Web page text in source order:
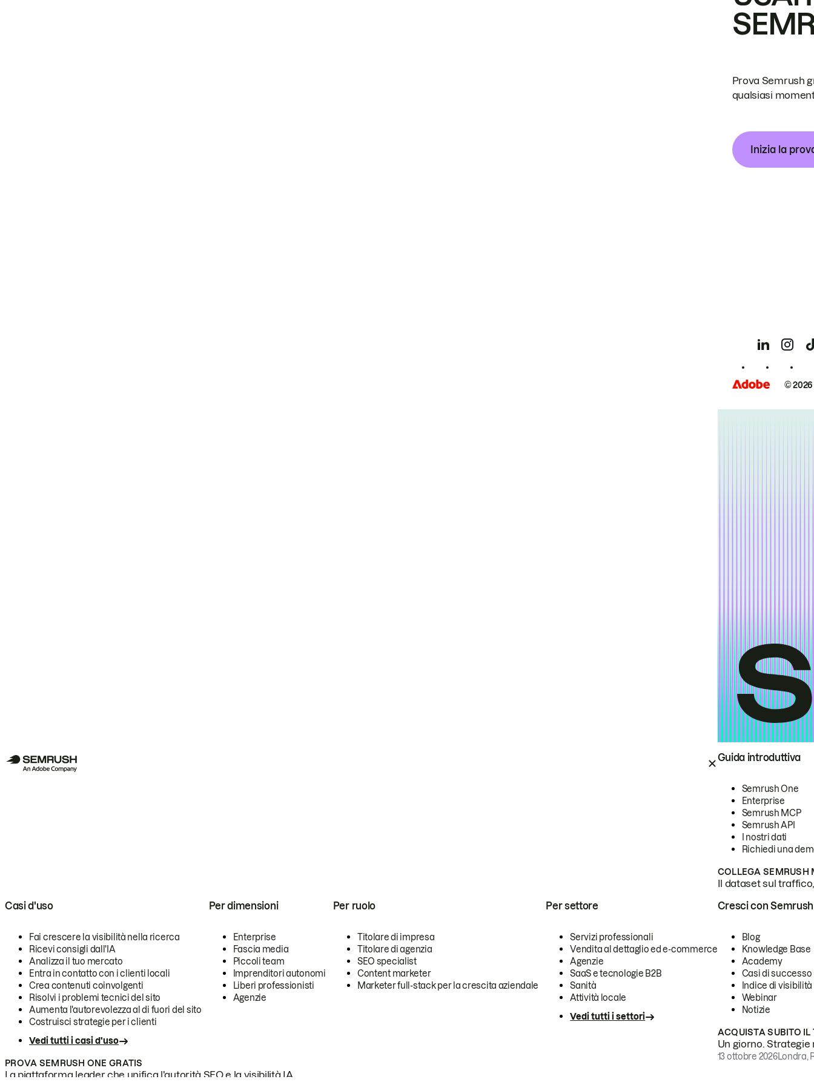
Guida introduttiva
Semrush One
Enterprise
Semrush MCP
Semrush API
I nostri dati
Richiedi una
COLLEGA SEMRUSH
Il dataset sul
Casi d'uso
Fai crescere la visibilità nella ricerca
Ricevi consigli dall'IA
Analizza il tuo mercato
Entra in contatto con i clienti locali
Crea contenuti coinvolgenti
Risolvi i problemi tecnici del sito
Aumenta l'autorevolezza al di fuori del sito
Costruisci strategie per i clienti
Vedi tutti i casi d'uso
Per dimensioni
Enterprise
Fascia media
Piccoli team
Imprenditori autonomi
Liberi professionisti
Agenzie
Per ruolo
Titolare di impresa
Titolare di agenzia
SEO specialist
Content marketer
Marketer full-stack per la crescita aziendale
Per settore
Servizi professionali
Vendita al dettaglio ed e-commerce
Agenzie
SaaS e tecnologie B2B
Sanità
Attività locale
Vedi tutti i settori
PROVA SEMRUSH ONE GRATIS
La piattaforma leader che unifica l'autorità SEO e la visibilità IA.
Cresci con Semrush
Blog
Knowledge Base
Academy
Casi di successo
Indice di visibilità
Webinar
Notizie
ACQUISTA SUBITO IL
Un giorno.
13 ottobre 2026Londra,
Prova Semrush
qualsiasi
Inizia la
©